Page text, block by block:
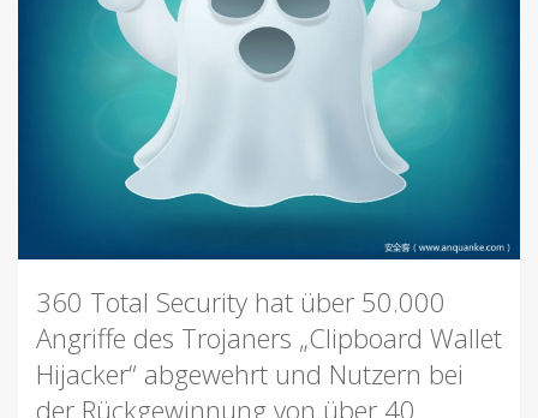
360 Total Security hat über 50.000
Angriffe des Trojaners „Clipboard Wallet
Hijacker“ abgewehrt und Nutzern bei
der Rückgewinnung von über 40